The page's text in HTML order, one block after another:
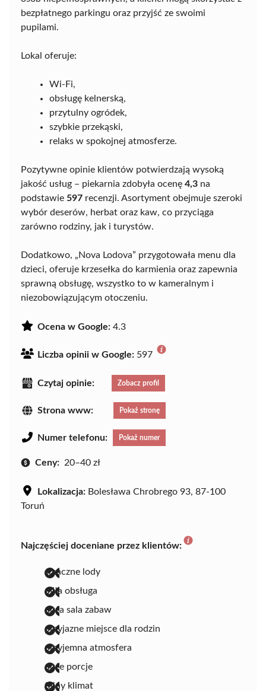
bezpłatnego parkingu oraz przyjść ze swoimi
pupilami.
Lokal oferuje:
Wi-Fi,
obsługę kelnerską,
przytulny ogródek,
szybkie przekąski,
relaks w spokojnej atmosferze.
Pozytywne opinie klientów potwierdzają wysoką
jakość usług – piekarnia zdobyła ocenę 4,3 na
podstawie 597 recenzji. Asortyment obejmuje szeroki
wybór deserów, herbat oraz kaw, co przyciąga
zarówno rodziny, jak i turystów.
Dodatkowo, „Nova Lodova” przygotowała menu dla
dzieci, oferuje krzesełka do karmienia oraz zapewnia
sprawną obsługę, wszystko to w kameralnym i
niezobowiązującym otoczeniu.
Ocena w Google: 4.3
Liczba opinii w Google: 597
Czytaj opinie: Zobacz profil
Strona www: Pokaż stronę
Numer telefonu: Pokaż numer
Ceny: 20–40 zł
Lokalizacja: Bolesława Chrobrego 93, 87-100
Toruń
Najczęściej doceniane przez klientów:
smaczne lody
miła obsługa
duża sala zabaw
przyjazne miejsce dla rodzin
przyjemna atmosfera
duże porcje
fajny klimat